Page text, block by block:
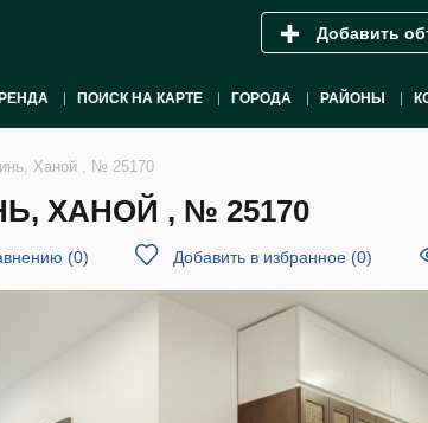
Добавить
ПОИСК НА КАРТЕ ГОРОДА РАЙОНЫ
Ханой , № 25170
ХАНОЙ , № 25170
(0) Добавить в избранное (0)